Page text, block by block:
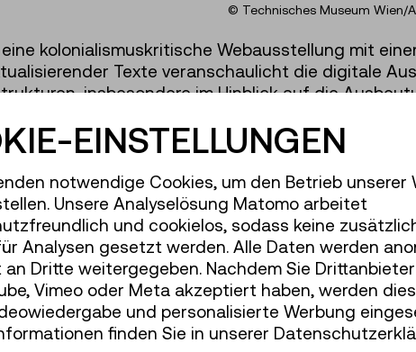
© Technisches Museum Wien/
kolonialismuskritische Webausstellung mit
Texte veranschaulicht die digitale
insbesondere im Hinblick auf die
Lebensräume. Das weiterführende Open-
digitale Editionen und Transkriptionen von
sowie Forscher:innen eine breite Grundlage
mit den Archivbeständen. Darüber hinaus
problematische Begriffe, ordnet
eine diskriminierungskritische Sprache.
EINSTELLUNGEN
notwendige Cookies, um den Betrieb unserer
Unsere Analyselösung Matomo arbeitet
und cookielos, sodass keine
Analysen gesetzt werden. Alle Daten werden
Dritte weitergegeben. Nachdem Sie
Vimeo oder Meta akzeptiert haben, werden
und personalisierte Werbung
finden Sie in unserer